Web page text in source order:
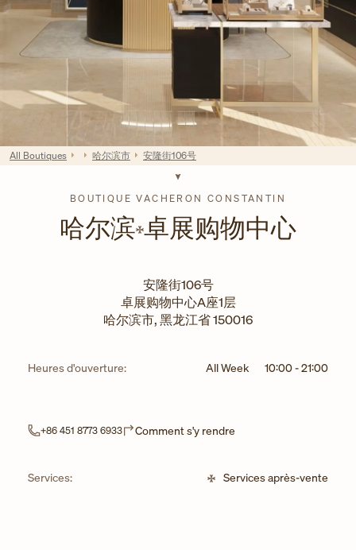
BOUTIQUE VACHERON CONSTANTIN
哈尔滨 卓展购物中心
安隆街106号
卓展购物中心A座1层
哈尔滨市,黑龙江省150016
Heures d'ouverture: All Week 10:00-21:00
+86 451 8773 6933 Comment s'y rendre
Services: Services après-vente
All Boutiques 哈尔滨市 安隆街106号